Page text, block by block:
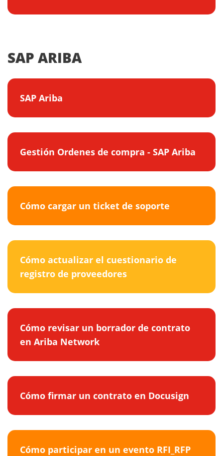
SAP ARIBA
SAP Ariba
Gestión Ordenes de compra - SAP Ariba
Cómo cargar un ticket de soporte
Cómo actualizar el cuestionario de
registro de proveedores
Cómo revisar un borrador de contrato
en Ariba Network
Cómo firmar un contrato en Docusign
Cómo participar en un evento RFI_RFP